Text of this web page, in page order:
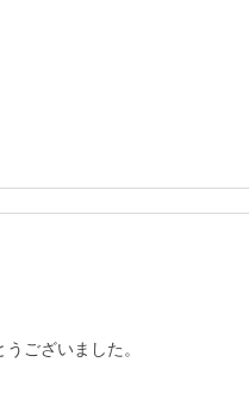
ございました。